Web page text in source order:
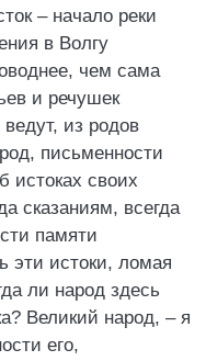
– начало реки
в Волгу
чем сама
и речушек
из родов
письменности
своих
сказаниям, всегда
памяти
эти истоки, ломая
ли народ здесь
Великий народ, – я
его,